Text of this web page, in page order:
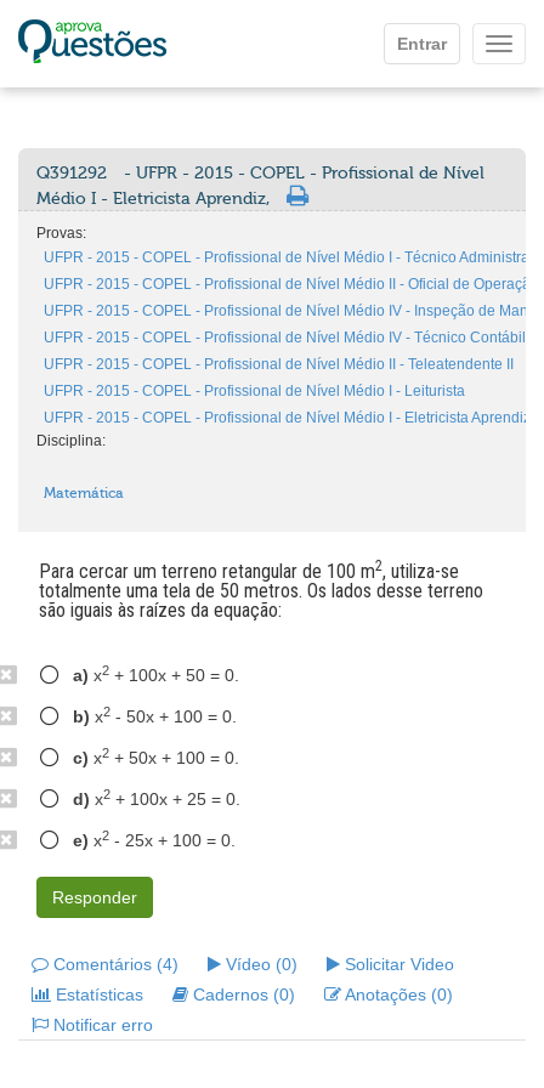
Entrar
Q391292
- UFPR - 2015 - COPEL - Profissional de Nível
Médio I - Eletricista Aprendiz,
Provas:
UFPR - 2015 - COPEL - Profissional de Nível Médio I - Técnico
UFPR - 2015 - COPEL - Profissional de Nível Médio II - Oficial de
UFPR - 2015 - COPEL - Profissional de Nível Médio IV - Inspeção de
UFPR - 2015 - COPEL - Profissional de Nível Médio IV - Técnico Contábil
UFPR - 2015 - COPEL - Profissional de Nível Médio II - Teleatendente II
UFPR - 2015 - COPEL - Profissional de Nível Médio I - Leiturista
UFPR - 2015 - COPEL - Profissional de Nível Médio I - Eletricista Aprendiz
Disciplina:
Matemática
Para cercar um terreno retangular de 100 m2, utiliza-se
totalmente uma tela de 50 metros. Os lados desse terreno
são iguais às raízes da equação:
a) x2 + 100x + 50 = 0.
b) x2 - 50x + 100 = 0.
c) x2 + 50x + 100 = 0.
d) x2 + 100x + 25 = 0.
e) x2 - 25x + 100 = 0.
Responder
Comentários (4) Vídeo (0)
Solicitar Video
Estatísticas
Cadernos (0)
Anotações (0)
Notificar erro